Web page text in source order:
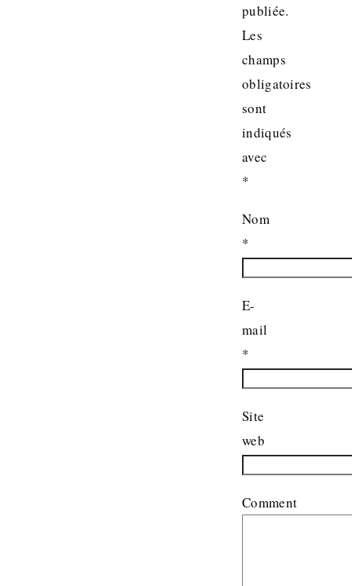
publiée.
Les
champs
obligatoires
sont
indiqués
avec
*
Nom
*
E-
mail
*
Site
web
Comment